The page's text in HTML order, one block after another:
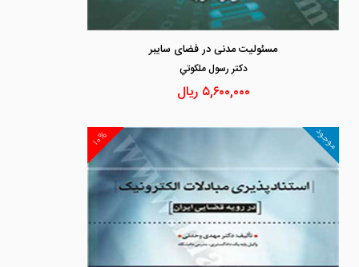
مسئولیت مدنی در فضای سایبر
دكتر رسول ملكوتي
۵,۶۰۰,۰۰۰ ریال
۱۰% موجود